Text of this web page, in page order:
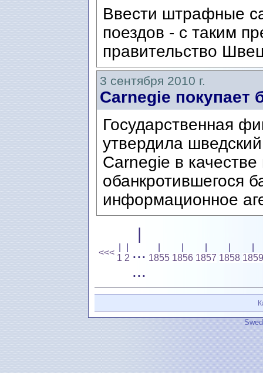
Ввести штрафные
поездов - с таким
правительство
3 сентября 2010 г.
Carnegie покупает
Государственная
утвердила
Carnegie в
обанкротившегося
информационное
<<<
1 2
|
...
...
1855 1856 1857 1858 1859